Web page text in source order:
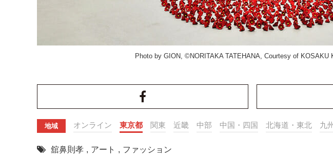
Photo by GION, ©NORITAKA TATEHANA, Courtesy of KOSAKU
地域 オンライン 東京都 関東 近畿 中部 中国・四国 北海道・東北 九
舘鼻則孝 , アート , ファッション